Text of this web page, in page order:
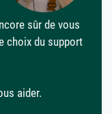
sûr de vous
choix du support
aider.